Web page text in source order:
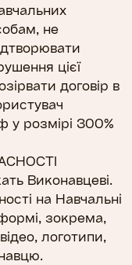
не
цієї
договір в
у розмірі 300%
Виконавцеві.
на Навчальні
зокрема,
логотипи,